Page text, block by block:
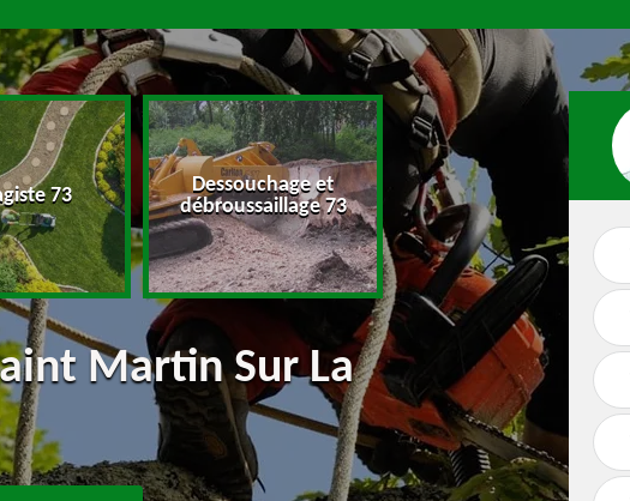
73
Dessouchage et
débroussaillage 73
Abattage d'arbres et
arbres dangereux 73
Martin Sur La